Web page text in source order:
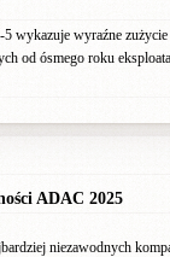
wykazuje wyraźne
od ósmego roku
ADAC 2025
niezawodnych